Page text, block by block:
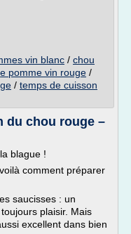
vin blanc / chou
pomme vin rouge /
/ temps de cuisson
du chou rouge –
blague !
comment préparer
saucisses : un
plaisir. Mais
excellent dans bien